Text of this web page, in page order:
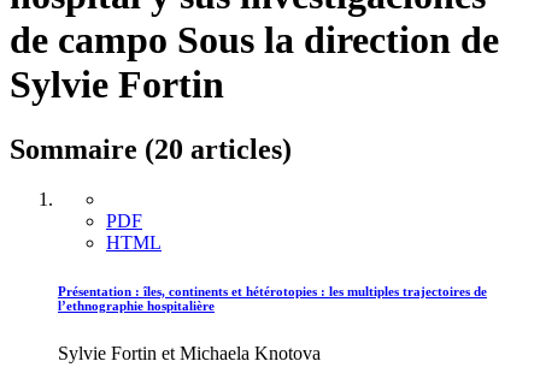
de campo Sous la direction de
Sylvie Fortin
Sommaire (20 articles)
PDF
HTML
Présentation : îles, continents et hétérotopies : les multiples trajectoires de
l’ethnographie hospitalière
Sylvie Fortin et Michaela Knotova